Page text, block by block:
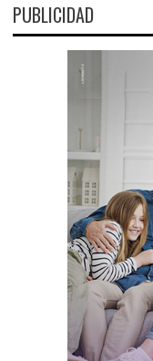
PUBLICIDAD